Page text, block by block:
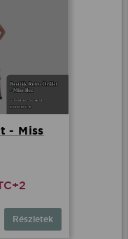
- Miss
Részletek